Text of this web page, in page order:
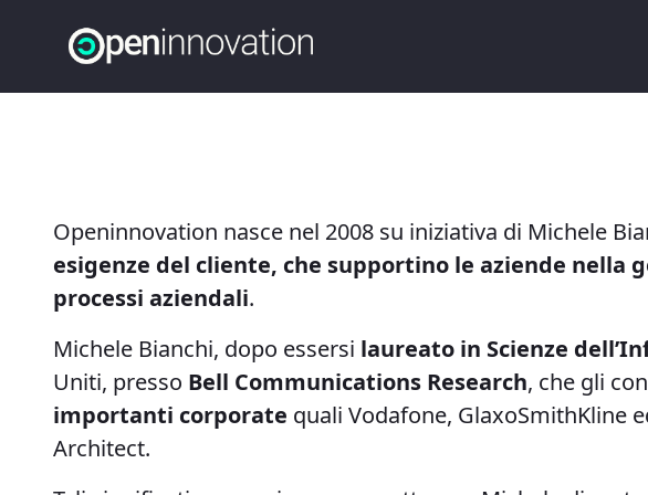
Openinnovation nasce nel 2008 su iniziativa di Michele
esigenze del cliente, che supportino le aziende nella
processi aziendali.
Michele Bianchi, dopo essersi laureato in Scienze
Uniti, presso Bell Communications Research, che gli
importanti corporate quali Vodafone, GlaxoSmithKline
Architect.